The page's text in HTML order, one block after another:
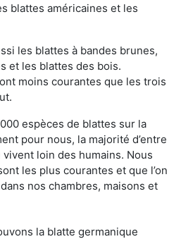
blattes américaines et les
les blattes à bandes brunes,
et les blattes des bois.
moins courantes que les trois
espèces de blattes sur la
pour nous, la majorité d’entre
loin des humains. Nous
les plus courantes et que l’on
nos chambres, maisons et
la blatte germanique